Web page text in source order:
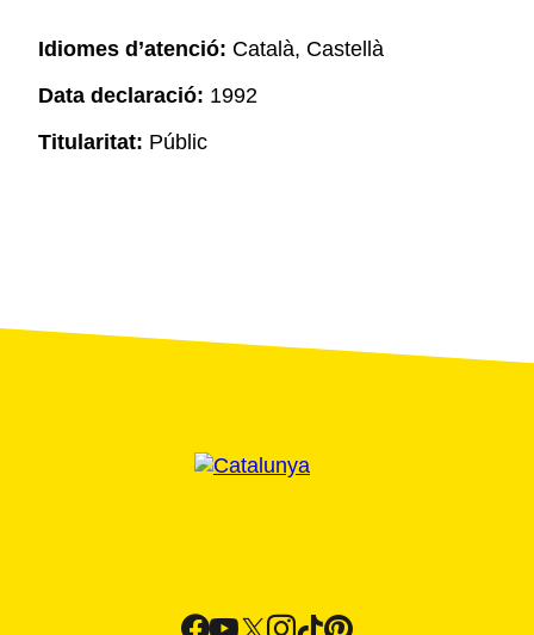
Idiomes d’atenció: Català, Castellà
Data declaració: 1992
Titularitat: Públic